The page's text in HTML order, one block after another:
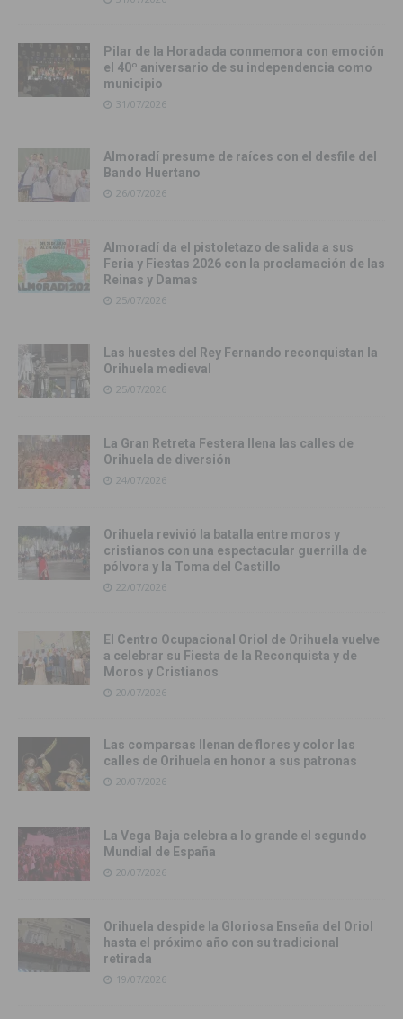
Pilar de la Horadada conmemora con emoción
el 40º aniversario de su independencia como
municipio
31/07/2026
Almoradí presume de raíces con el desfile del
Bando Huertano
26/07/2026
Almoradí da el pistoletazo de salida a sus
Feria y Fiestas 2026 con la proclamación de las
Reinas y Damas
25/07/2026
Las huestes del Rey Fernando reconquistan la
Orihuela medieval
25/07/2026
La Gran Retreta Festera llena las calles de
Orihuela de diversión
24/07/2026
Orihuela revivió la batalla entre moros y
cristianos con una espectacular guerrilla de
pólvora y la Toma del Castillo
22/07/2026
El Centro Ocupacional Oriol de Orihuela vuelve
a celebrar su Fiesta de la Reconquista y de
Moros y Cristianos
20/07/2026
Las comparsas llenan de flores y color las
calles de Orihuela en honor a sus patronas
20/07/2026
La Vega Baja celebra a lo grande el segundo
Mundial de España
20/07/2026
Orihuela despide la Gloriosa Enseña del Oriol
hasta el próximo año con su tradicional
retirada
19/07/2026